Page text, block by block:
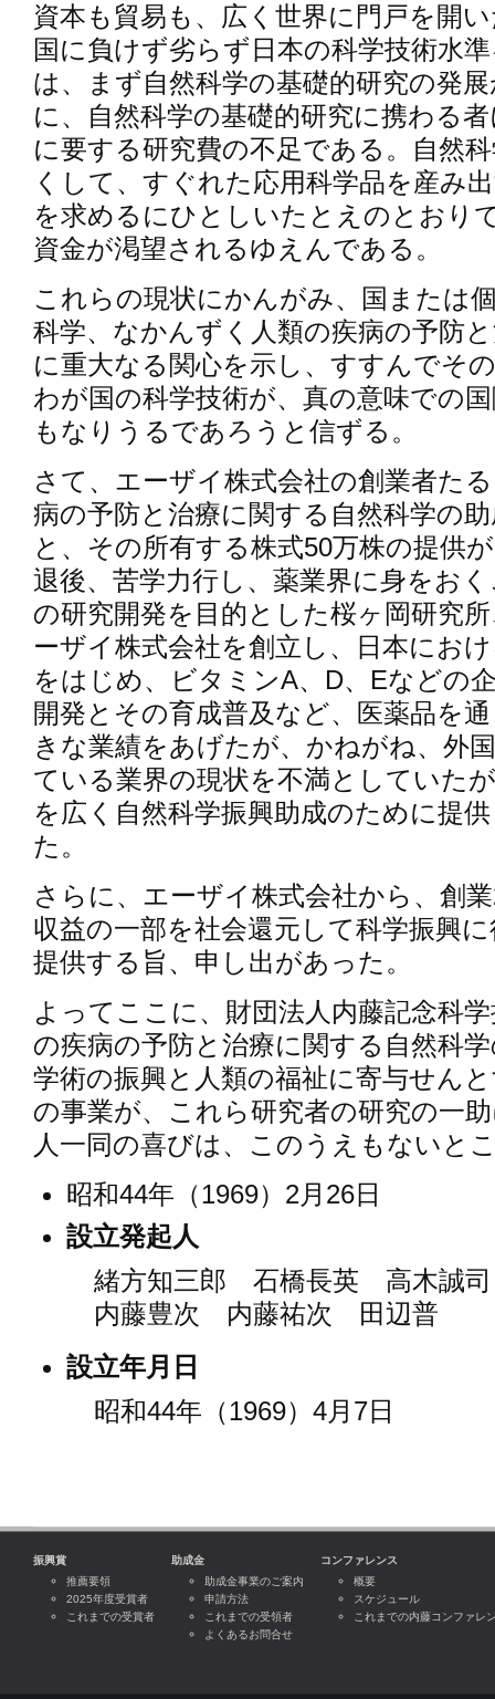
資本も貿易も、広く世界に門戸を開
国に負けず劣らず日本の科学技術水
は、まず自然科学の基礎的研究の発
に、自然科学の基礎的研究に携わる
に要する研究費の不足である。自然
くして、すぐれた応用科学品を産み
を求めるにひとしいたとえのとおり
資金が渇望されるゆえんである。
これらの現状にかんがみ、国または
科学、なかんずく人類の疾病の予防
に重大なる関心を示し、すすんでそ
わが国の科学技術が、真の意味での
もなりうるであろうと信ずる。
さて、エーザイ株式会社の創業者た
病の予防と治療に関する自然科学の
と、その所有する株式50万株の提供
退後、苦学力行し、薬業界に身をお
の研究開発を目的とした桜ヶ岡研究
ーザイ株式会社を創立し、日本にお
をはじめ、ビタミンA、D、Eなどの
開発とその育成普及など、医薬品を
きな業績をあげたが、かねがね、外
ている業界の現状を不満としていた
を広く自然科学振興助成のために提
た。
さらに、エーザイ株式会社から、創
収益の一部を社会還元して科学振興
提供する旨、申し出があった。
よってここに、財団法人内藤記念科
の疾病の予防と治療に関する自然科
学術の振興と人類の福祉に寄与せん
の事業が、これら研究者の研究の一
人一同の喜びは、このうえもないと
昭和44年（1969）2月26日
設立発起人
緒方知三郎 石橋長英 高木誠
内藤豊次 内藤祐次 田辺普
設立年月日
昭和44年（1969）4月7日
振興賞
推薦要領
2025年度受賞者
これまでの受賞者
助成金
助成金事業のご案内
申請方法
これまでの受領者
よくあるお問合せ
コンファレンス
概要
スケジュール
これまでの内藤コンファレ